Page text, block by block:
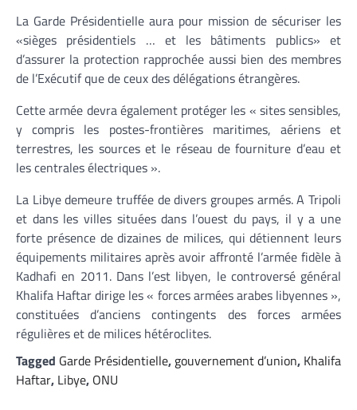
La Garde Présidentielle aura pour mission de sécuriser les
«sièges présidentiels … et les bâtiments publics» et
d’assurer la protection rapprochée aussi bien des membres
de l’Exécutif que de ceux des délégations étrangères.
Cette armée devra également protéger les « sites sensibles,
y compris les postes-frontières maritimes, aériens et
terrestres, les sources et le réseau de fourniture d’eau et
les centrales électriques ».
La Libye demeure truffée de divers groupes armés. A Tripoli
et dans les villes situées dans l’ouest du pays, il y a une
forte présence de dizaines de milices, qui détiennent leurs
équipements militaires après avoir affronté l’armée fidèle à
Kadhafi en 2011. Dans l’est libyen, le controversé général
Khalifa Haftar dirige les « forces armées arabes libyennes »,
constituées d’anciens contingents des forces armées
régulières et de milices hétéroclites.
Tagged Garde Présidentielle, gouvernement d’union, Khalifa
Haftar, Libye, ONU